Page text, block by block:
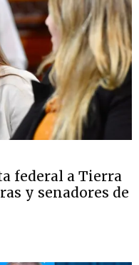
federal a Tierra
y senadores de